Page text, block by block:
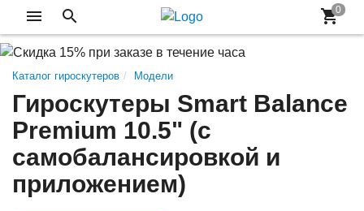
Каталог гироскутеров Модели
Гироскутеры Smart Balance
Premium 10.5" (с
самобалансировкой и
приложением)